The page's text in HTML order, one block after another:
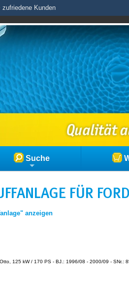
zufriedene Kunden
Suche
FÜR
anzeigen
125 kW / 170 PS - BJ.: 1996/08 - 2000/09 - SNr.: